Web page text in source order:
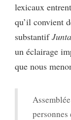
lexicaux
qu’il convient
substantifJunta
un éclairage
que nous
personnes